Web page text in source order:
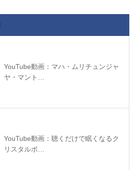
YouTube動画：マハ・ムリチュンジャ
ヤ・マント…
YouTube動画：聴くだけで眠くなるク
リスタルボ…